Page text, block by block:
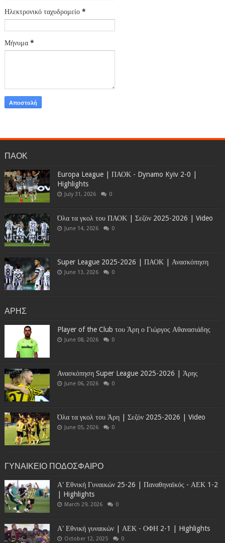
Ηλεκτρονικό ταχυδρομείο *
Μήνυμα *
ΠΑΟΚ
Europa League | ΠΑΟΚ - Dynamo Kyiv 2-0 |
Highlights
July 31, 2026 0
Όλα τα γκολ του ΠΑΟΚ | Σεζόν 2025-2026 | Video
June 14, 2026 0
Super League 2025-2026 | ΠΑΟΚ | Ανασκόπηση
June 13, 2026 0
ΑΡΗΣ
Player of the Club του Άρη ο Γιώργος Αθανασιάδης
June 08, 2026 0
Ανασκόπηση Super League 2025-2026 | Άρης
June 06, 2026 0
Όλα τα γκολ του Άρη | Σεζόν 2025-2026 | Video
June 05, 2026 0
ΓΥΝΑΙΚΕΙΟ ΠΟΔΟΣΦΑΙΡΟ
Α' Εθνική Γυναικών 25-26 | Παναθηναϊκός - ΑΕΚ 1-2
| Highlights
March 29, 2026 0
Α' Εθνική γυναικών | ΑΕΚ - ΟΦΗ 2-1 | Highlights
October 12, 2025 0